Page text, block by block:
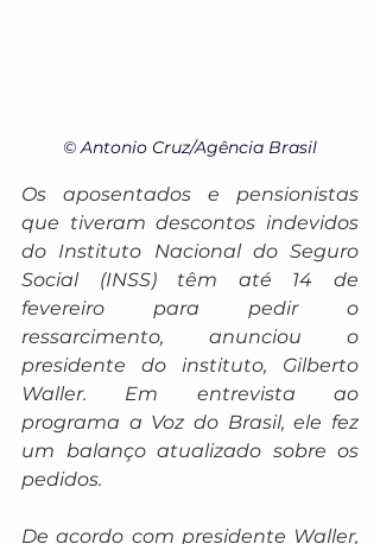
© Antonio Cruz/Agência Brasil
Os aposentados e pensionistas
que tiveram descontos indevidos
do Instituto Nacional do Seguro
Social (INSS) têm até 14 de
fevereiro para pedir o
ressarcimento, anunciou o
presidente do instituto, Gilberto
Waller. Em entrevista ao
programa a Voz do Brasil, ele fez
um balanço atualizado sobre os
pedidos.
De acordo com presidente Waller,